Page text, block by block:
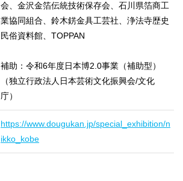
会、金沢金箔伝統技術保存会、石川県箔商工
業協同組合、鈴木錺金具工芸社、浄法寺歴史
民俗資料館、TOPPAN
補助：令和6年度日本博2.0事業（補助型）
（独立行政法人日本芸術文化振興会/文化
庁）
https://www.dougukan.jp/special_exhibition/n
ikko_kobe